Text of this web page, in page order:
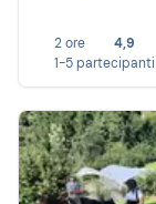
2 ore
4,9
1-5 partecipanti